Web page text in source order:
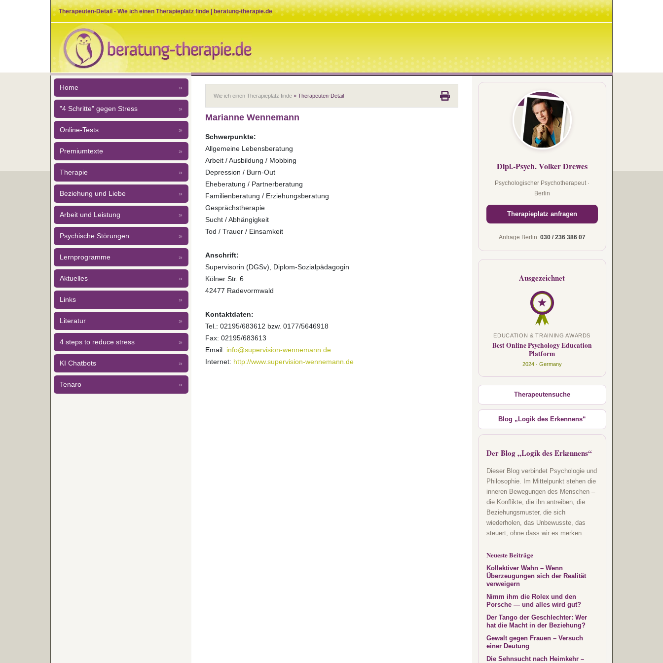
Therapeuten-Detail - Wie ich einen Therapieplatz finde | beratung-therapie.de
Home »
"4 Schritte" gegen Stress »
Online-Tests »
Premiumtexte »
Therapie »
Beziehung und Liebe »
Arbeit und Leistung »
Psychische Störungen »
Lernprogramme »
Aktuelles »
Links »
Literatur »
4 steps to reduce stress »
KI Chatbots »
Tenaro »
Wie ich einen Therapieplatz finde» Therapeuten-Detail
Marianne Wennemann
Schwerpunkte:
Allgemeine Lebensberatung
Arbeit / Ausbildung / Mobbing
Depression / Burn-Out
Eheberatung / Partnerberatung
Familienberatung / Erziehungsberatung
Gesprächstherapie
Sucht / Abhängigkeit
Tod / Trauer / Einsamkeit
Anschrift:
Supervisorin (DGSv), Diplom-Sozialpädagogin
Kölner Str. 6
42477 Radevormwald
Kontaktdaten:
Tel.: 02195/683612 bzw. 0177/5646918
Fax: 02195/683613
Email: info@supervision-wennemann.de
Internet: http://www.supervision-wennemann.de
Dipl.-Psych. Volker Drewes
Psychologischer Psychotherapeut ·
Berlin
Therapieplatz anfragen
Anfrage Berlin: 030 / 236 386 07
Ausgezeichnet
EDUCATION & TRAINING AWARDS
Best Online Psychology Education
Platform
2024 · Germany
Therapeutensuche
Blog „Logik des Erkennens“
Der Blog „Logik des Erkennens“
Dieser Blog verbindet Psychologie und
Philosophie. Im Mittelpunkt stehen die
inneren Bewegungen des Menschen –
die Konflikte, die ihn antreiben, die
Beziehungsmuster, die sich
wiederholen, das Unbewusste, das
steuert, ohne dass wir es merken.
Neueste Beiträge
Kollektiver Wahn – Wenn
Überzeugungen sich der Realität
verweigern
Nimm ihm die Rolex und den
Porsche — und alles wird gut?
Der Tango der Geschlechter: Wer
hat die Macht in der Beziehung?
Gewalt gegen Frauen – Versuch
einer Deutung
Die Sehnsucht nach Heimkehr –